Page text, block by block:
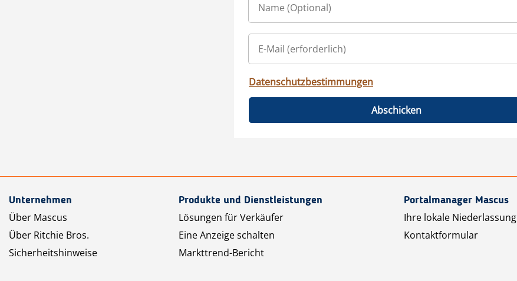
Datenschutzbestimmungen
Abschicken
Unternehmen
Über Mascus
Über Ritchie Bros.
Sicherheitshinweise
Produkte und Dienstleistungen
Lösungen für Verkäufer
Eine Anzeige schalten
Markttrend-Bericht
Portalmanager Mascus
Ihre lokale Niederlassung
Kontaktformular